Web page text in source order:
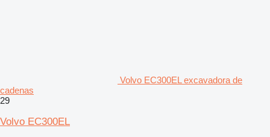
Volvo EC300EL excavadora de
cadenas
29
Volvo EC300EL